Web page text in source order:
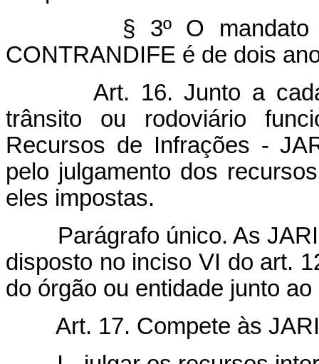
§ 3º O mandato dos
CONTRANDIFE é de dois
Art. 16. Junto a cada
trânsito ou rodoviário
Recursos de Infrações -
pelo julgamento dos
eles impostas.
Parágrafo único. As JARI
disposto no inciso VI do art.
do órgão ou entidade junto
Art. 17. Compete às